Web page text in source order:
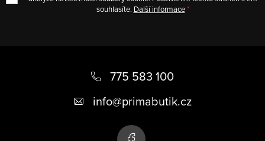
souhlasíte. Další informace
775 583 100
info@primabutik.cz